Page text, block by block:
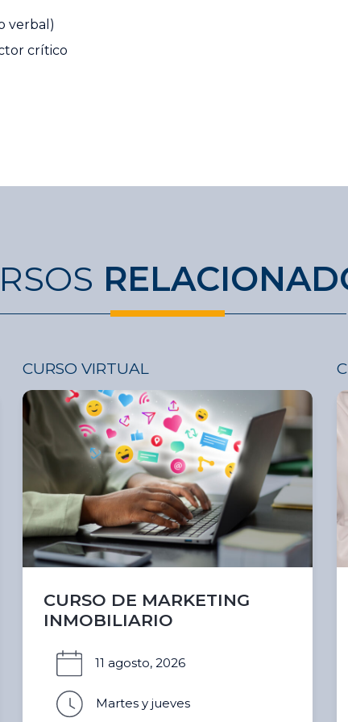
verbal)
crítico
CURSO VIRTUAL
CURSO DE MARKETING
INMOBILIARIO
11 agosto, 2026
Martes y jueves